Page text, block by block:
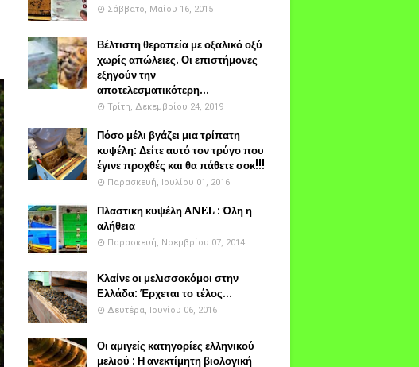
Σάββατο, Μαΐου 16, 2015
Βέλτιστη θεραπεία με οξαλικό οξύ
χωρίς απώλειες. Οι επιστήμονες
εξηγούν την
αποτελεσματικότερη...
Τρίτη, Δεκεμβρίου 24, 2019
Πόσο μέλι βγάζει μια τρίπατη
κυψέλη: Δείτε αυτό τον τρύγο που
έγινε προχθές και θα πάθετε σοκ!!!
Παρασκευή, Ιουλίου 01, 2016
Πλαστικη κυψέλη ANEL : Όλη η
αλήθεια
Παρασκευή, Νοεμβρίου 07, 2014
Κλαίνε οι μελισσοκόμοι στην
Ελλάδα: Έρχεται το τέλος...
Δευτέρα, Ιουνίου 06, 2016
Οι αμιγείς κατηγορίες ελληνικού
μελιού : Η ανεκτίμητη βιολογική -